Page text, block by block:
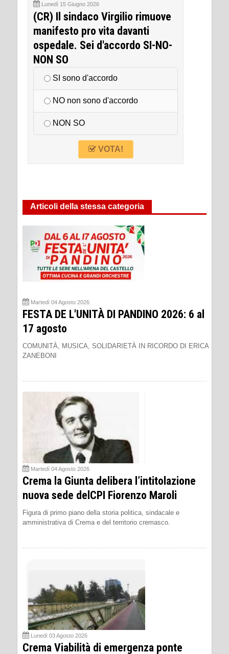
Lunedì 15 Giugno 2026
(CR) Il sindaco Virgilio rimuove
manifesto pro vita davanti
ospedale. Sei d'accordo SI-NO-
NON SO
SI sono d'accordo
NO non sono d'accordo
NON SO
VOTA!
Articoli della stessa categoria
Martedì 04 Agosto 2026
FESTA DE L'UNITÀ DI PANDINO 2026: 6 al
17 agosto
COMUNITÀ, MUSICA, SOLIDARIETÀ IN RICORDO DI ERICA
ZANEBONI
Martedì 04 Agosto 2026
Crema la Giunta delibera l’intitolazione
nuova sede delCPI Fiorenzo Maroli
Figura di primo piano della storia politica, sindacale e
amministrativa di Crema e del territorio cremasco.
Lunedì 03 Agosto 2026
Crema Viabilità di emergenza ponte